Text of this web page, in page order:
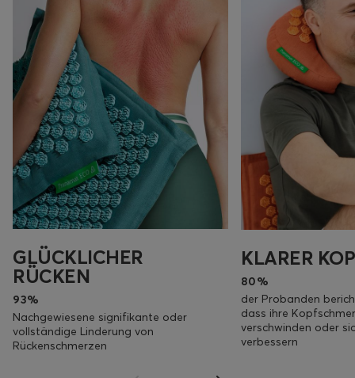
GLÜCKLICHER
RÜCKEN
93%
Nachgewiesene signifikante oder
vollständige Linderung von
Rückenschmerzen
KLARER
80%
der Probanden
dass ihre
verschwinden oder
verbessern